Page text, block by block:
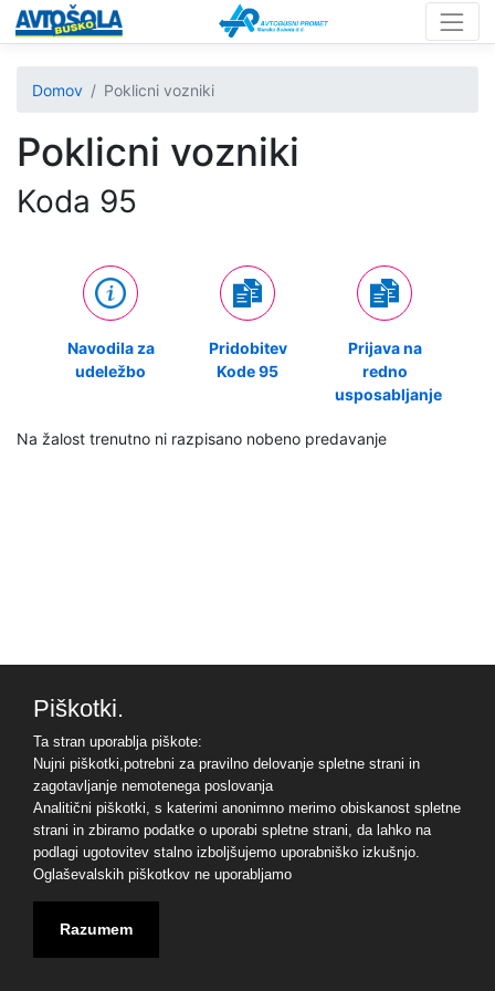
Domov Poklicni vozniki
Poklicni vozniki
Koda 95
Navodila za
udeležbo
Pridobitev
Kode 95
Prijava na
redno
usposabljanje
Na žalost trenutno ni razpisano nobeno predavanje
© 2023 - APMS d.d. -
Piškotki.
Ta stran uporablja piškote:
Nujni piškotki,potrebni za pravilno delovanje spletne strani in
zagotavljanje nemotenega poslovanja
Analitični piškotki, s katerimi anonimno merimo obiskanost spletne
strani in zbiramo podatke o uporabi spletne strani, da lahko na
podlagi ugotovitev stalno izboljšujemo uporabniško izkušnjo.
Oglaševalskih piškotkov ne uporabljamo
Razumem